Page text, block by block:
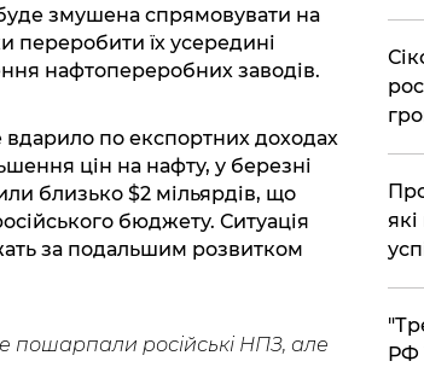
змушена спрямовувати на
переробити їх усередині
нафтопереробних заводів.
по експортних доходах
цін на нафту, у березні
близько $2 мільярдів, що
бюджету. Ситуація
за подальшим розвитком
пошарпали російські НПЗ, але
РФ